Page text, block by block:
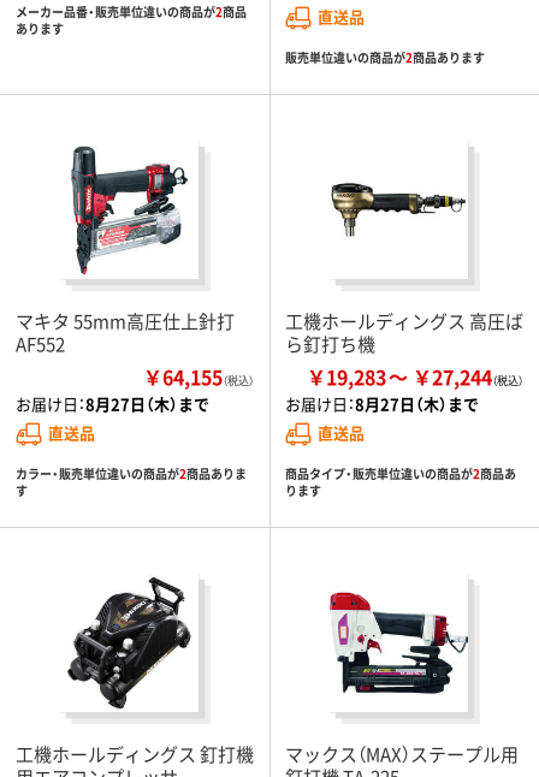
メーカー品番・販売単位違いの商品が2商品
あります
直送品
販売単位違いの商品が2商品あります
マキタ 55mm高圧仕上針打
AF552
￥64,155（税込）
お届け日：8月27日（木）まで
直送品
カラー・販売単位違いの商品が2商品ありま
す
工機ホールディングス 高圧ば
ら釘打ち機
￥19,283 ￥27,244
お届け日：8月27日（木）まで
直送品
商品タイプ・販売単位違いの商品が2商品あ
ります
工機ホールディングス 釘打機
マックス（MAX）ステープル用